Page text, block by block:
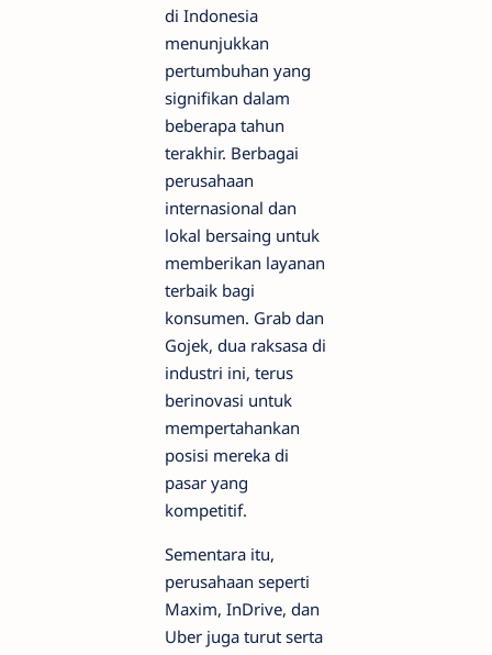
di Indonesia
menunjukkan
pertumbuhan yang
signifikan dalam
beberapa tahun
terakhir. Berbagai
perusahaan
internasional dan
lokal bersaing untuk
memberikan layanan
terbaik bagi
konsumen. Grab dan
Gojek, dua raksasa di
industri ini, terus
berinovasi untuk
mempertahankan
posisi mereka di
pasar yang
kompetitif.
Sementara itu,
perusahaan seperti
Maxim, InDrive, dan
Uber juga turut serta